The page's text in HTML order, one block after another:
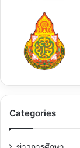
Categories